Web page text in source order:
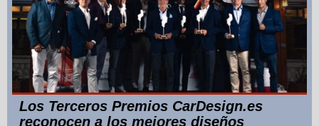
Los Terceros Premios CarDesign.es
reconocen a los mejores diseños